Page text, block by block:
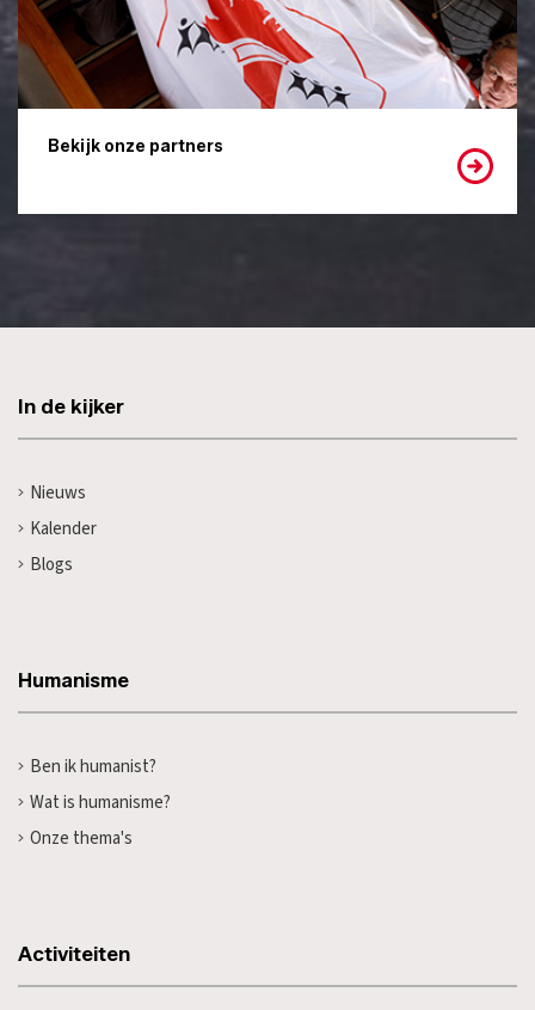
Bekijk onze partners
In de kijker
Nieuws
Kalender
Blogs
Humanisme
Ben ik humanist?
Wat is humanisme?
Onze thema's
Activiteiten